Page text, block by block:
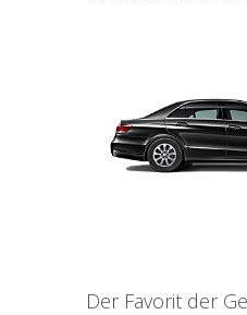
Der Favorit der